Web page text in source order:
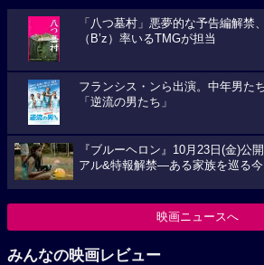
「八つ墓村」悪夢的な予告編解禁
（B’z）率いるTMGが担当
フランシス・ンら出演。中年男た
「逆流の男たち」
『ブルーヘロン』10月23日(金)公
アル&特報解禁―ある家族を巡る
映画ニュースへ
みんなの映画レビュー